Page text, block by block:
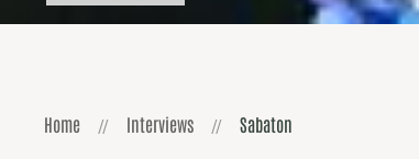
Home Interviews Sabaton